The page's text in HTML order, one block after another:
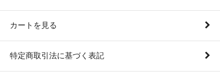
カートを見る
特定商取引法に基づく表記